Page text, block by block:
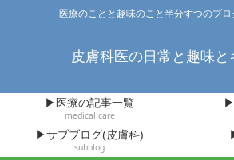
医療のことと趣味のこと半分ずつのブロ
皮膚科医の日常と趣味と
▶医療の記事一覧
medical care
▶
▶サブブログ(皮膚科)
subblog